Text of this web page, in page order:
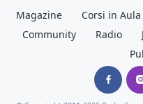
Magazine Corsi in Aula
Community
Radio